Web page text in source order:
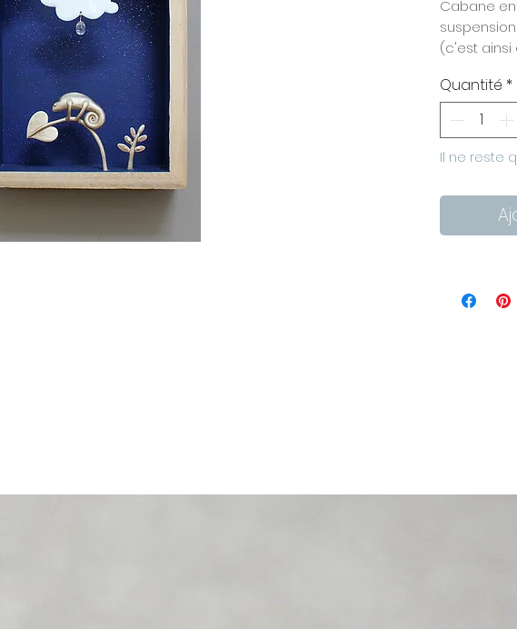
Cabane
(c'est ainsi
de
Bronze
goutte en
Fait à la
cm,
A poser
accrocher
Quantité *
Il ne reste